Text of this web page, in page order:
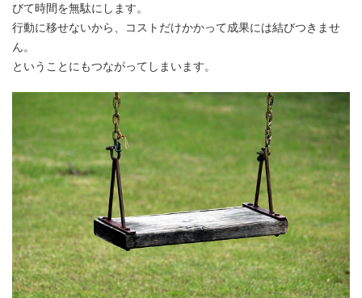
びて時間を無駄にします。
行動に移せないから、コストだけかかって成果には結びつきませ
ん。
ということにもつながってしまいます。